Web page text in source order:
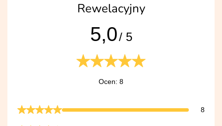
Rewelacyjny
5,0/ 5
Ocen: 8
8